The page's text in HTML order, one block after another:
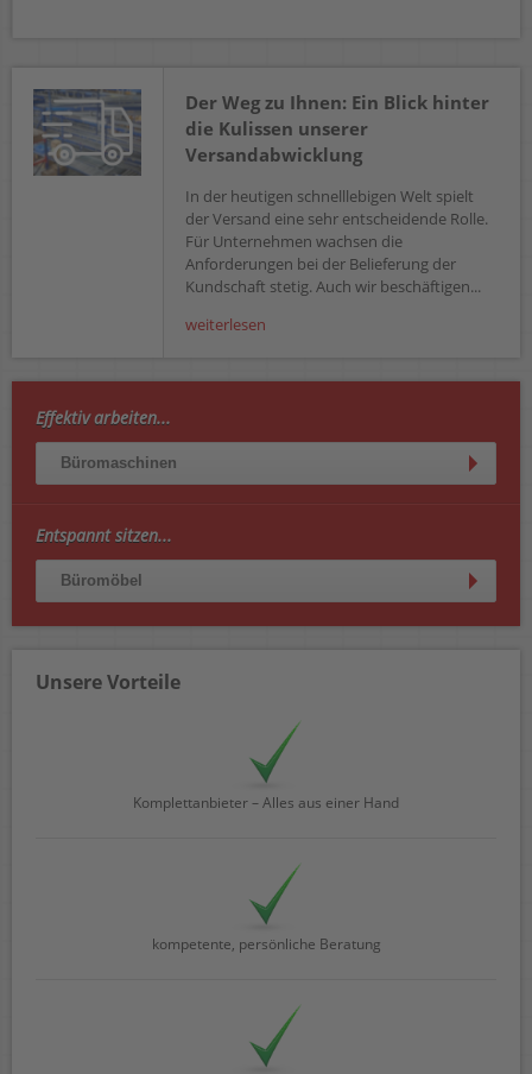
Der Weg zu Ihnen: Ein Blick hinter
die Kulissen unserer
Versandabwicklung
In der heutigen schnelllebigen Welt spielt
der Versand eine sehr entscheidende Rolle.
Für Unternehmen wachsen die
Anforderungen bei der Belieferung der
Kundschaft stetig. Auch wir beschäftigen...
weiterlesen
Effektiv arbeiten...
Büromaschinen
Entspannt sitzen...
Büromöbel
Unsere Vorteile
Komplettanbieter – Alles aus einer Hand
kompetente, persönliche Beratung